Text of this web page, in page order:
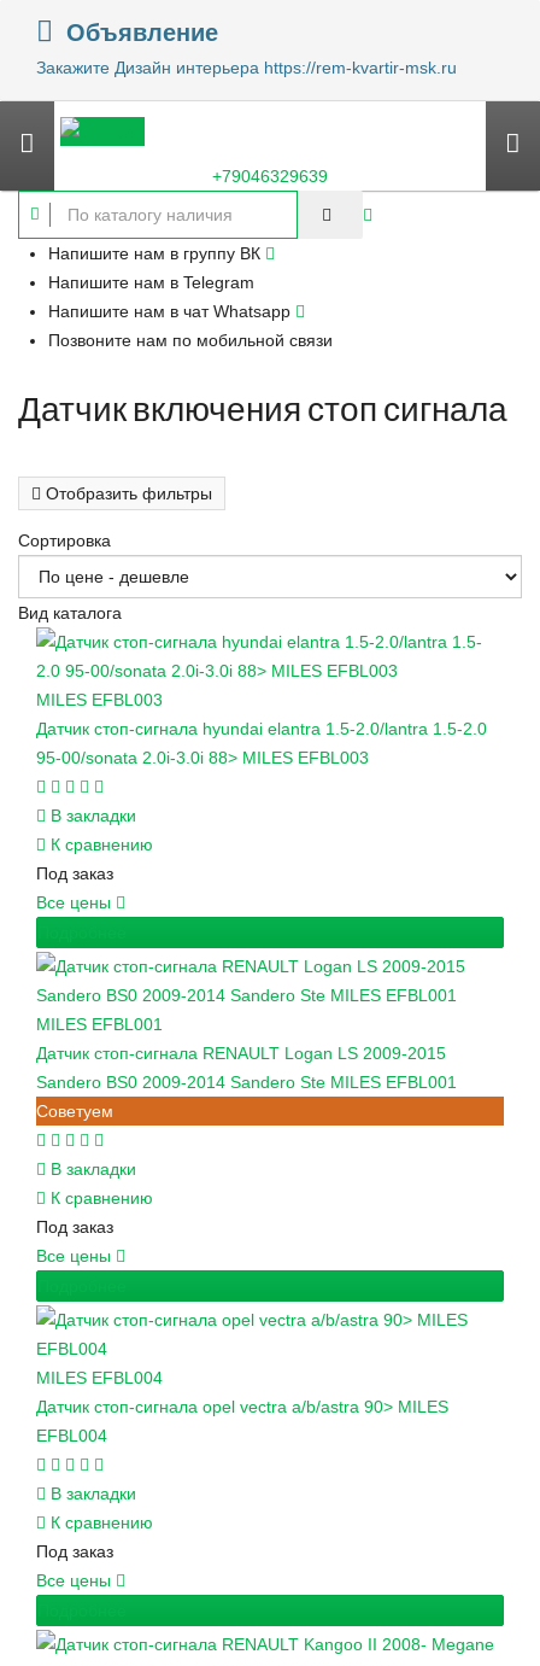
Объявление
Закажите Дизайн интерьера https://rem-kvartir-msk.ru
+79046329639
Напишите нам в группу ВК
Напишите нам в Telegram
Напишите нам в чат Whatsapp
Позвоните нам по мобильной связи
Датчик включения стоп сигнала
Отобразить фильтры
Сортировка
Вид каталога
MILES EFBL003
Датчик стоп-сигнала hyundai elantra 1.5-2.0/lantra 1.5-2.0
95-00/sonata 2.0i-3.0i 88> MILES EFBL003
В закладки
К сравнению
Под заказ
Все цены
MILES EFBL001
Датчик стоп-сигнала RENAULT Logan LS 2009-2015
Sandero BS0 2009-2014 Sandero Ste MILES EFBL001
Советуем
В закладки
К сравнению
Под заказ
Все цены
MILES EFBL004
Датчик стоп-сигнала opel vectra a/b/astra 90> MILES
EFBL004
В закладки
К сравнению
Под заказ
Все цены